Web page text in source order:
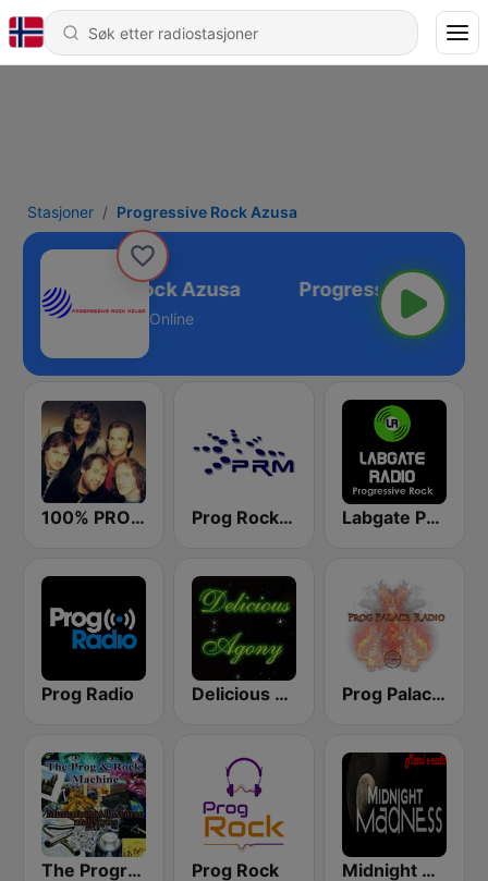
Stasjoner Progressive Rock Azusa
Progressive Rock Azusa
Online
100% PROGRESSIVE ROCK Prog Rock and Metal Radio Labgate Progressive Rock
Prog Radio Delicious Agony Progressive Rock Prog Palace Radio
The Progressive Rock Machine Prog Rock Midnight Madness Metal Radio